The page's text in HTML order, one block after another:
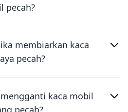
pecah?
membiarkan kaca
pecah?
kaca mobil
pecah?